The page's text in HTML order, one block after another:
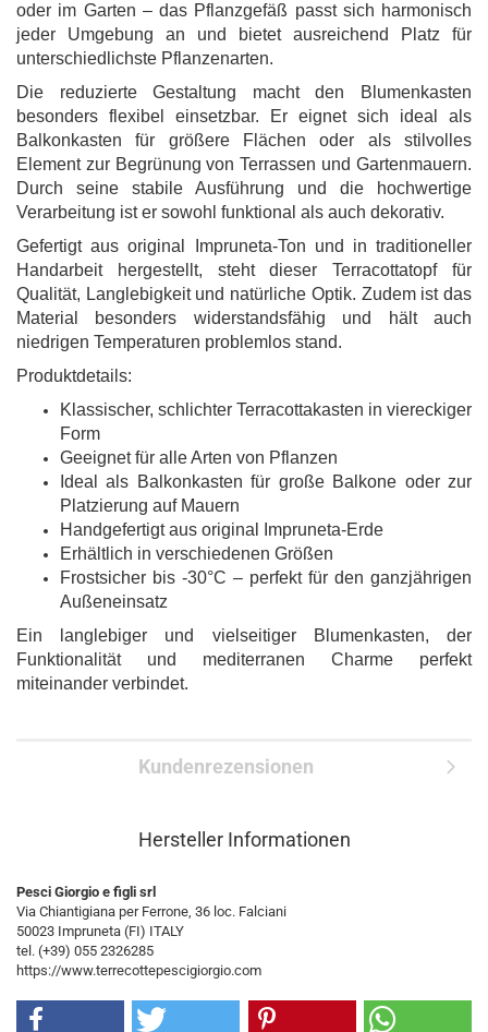
oder im Garten – das Pflanzgefäß passt sich harmonisch
jeder Umgebung an und bietet ausreichend Platz für
unterschiedlichste Pflanzenarten.
Die reduzierte Gestaltung macht den Blumenkasten
besonders flexibel einsetzbar. Er eignet sich ideal als
Balkonkasten für größere Flächen oder als stilvolles
Element zur Begrünung von Terrassen und Gartenmauern.
Durch seine stabile Ausführung und die hochwertige
Verarbeitung ist er sowohl funktional als auch dekorativ.
Gefertigt aus original Impruneta-Ton und in traditioneller
Handarbeit hergestellt, steht dieser Terracottatopf für
Qualität, Langlebigkeit und natürliche Optik. Zudem ist das
Material besonders widerstandsfähig und hält auch
niedrigen Temperaturen problemlos stand.
Produktdetails:
Klassischer, schlichter Terracottakasten in viereckiger
Form
Geeignet für alle Arten von Pflanzen
Ideal als Balkonkasten für große Balkone oder zur
Platzierung auf Mauern
Handgefertigt aus original Impruneta-Erde
Erhältlich in verschiedenen Größen
Frostsicher bis -30°C – perfekt für den ganzjährigen
Außeneinsatz
Ein langlebiger und vielseitiger Blumenkasten, der
Funktionalität und mediterranen Charme perfekt
miteinander verbindet.
Kundenrezensionen
Hersteller Informationen
Pesci Giorgio e figli srl
Via Chiantigiana per Ferrone, 36 loc. Falciani
50023 Impruneta (FI) ITALY
tel. (+39) 055 2326285
https://www.terrecottepescigiorgio.com